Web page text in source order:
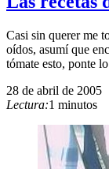
Casi sin querer me
oídos, asumí que
tómate esto, ponte
28 de abril de 2005
Lectura:1 minutos